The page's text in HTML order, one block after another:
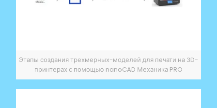
Этапы создания трехмерных-моделей для печати на 3D-
принтерах с помощью nanoCAD Механика PRO